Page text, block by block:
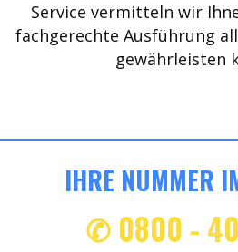
Service vermitteln wir
fachgerechte Ausführung
gewährleisten
IHRE NUMMER
✆ 0800 -